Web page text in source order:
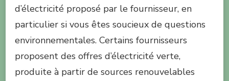
d’électricité proposé par le fournisseur, en
particulier si vous êtes soucieux de questions
environnementales. Certains fournisseurs
proposent des offres d’électricité verte,
produite à partir de sources renouvelables